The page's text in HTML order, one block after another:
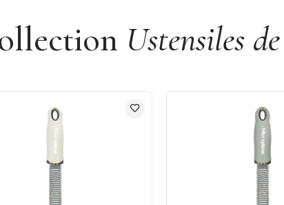
Ustensiles